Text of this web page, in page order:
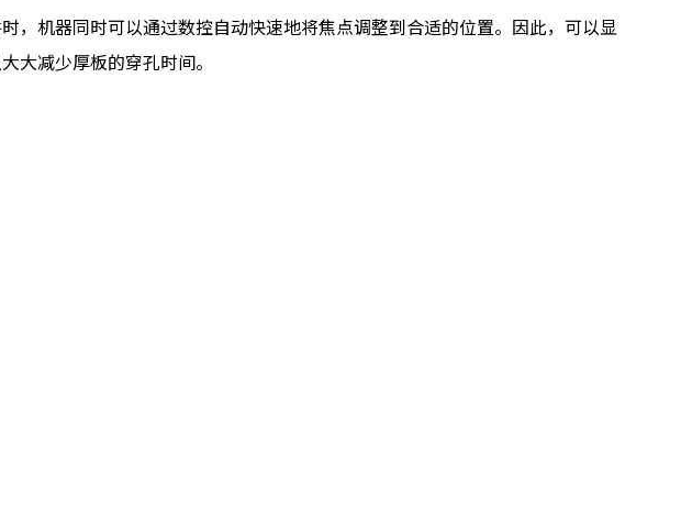
，机器同时可以通过数控自动快速地将焦点调整到合适的位置。因此，可以显
大减少厚板的穿孔时间。